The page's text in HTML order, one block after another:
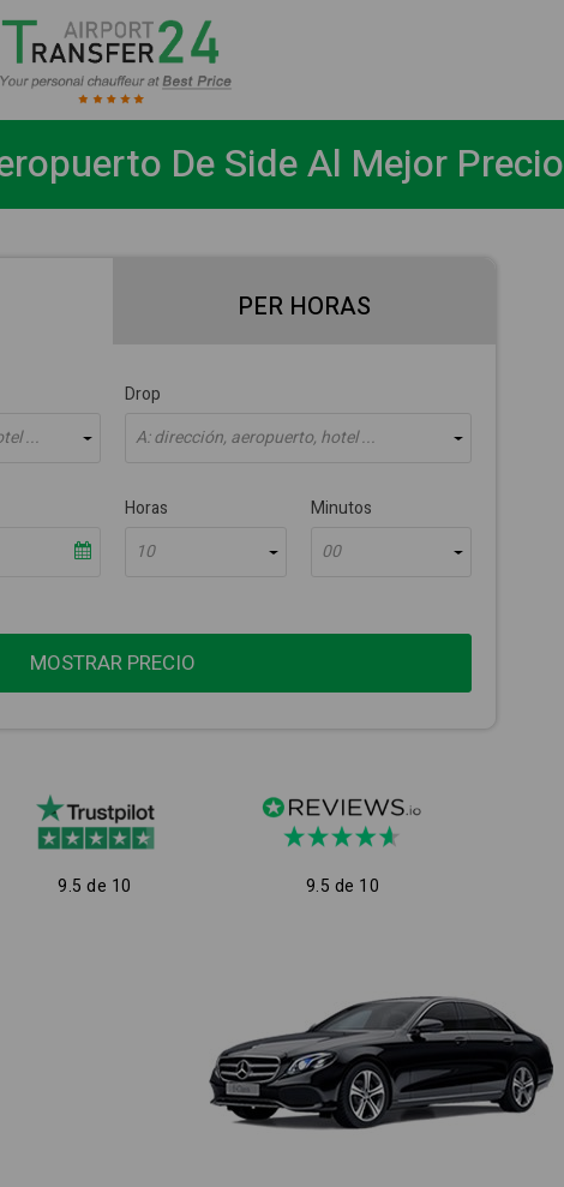
De Side Al Mejor Precio
PER HORAS
...
Drop
A: dirección, aeropuerto, hotel ...
Horas
10
Minutos
00
MOSTRAR PRECIO
9.5 de 10 9.5 de 10